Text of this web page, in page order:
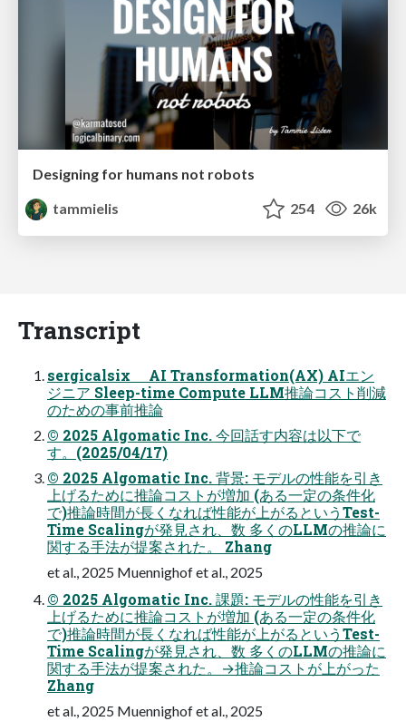
Designing for humans not robots
tammielis
254 26k
Transcript
sergicalsix AI Transformation(AX) AIエン
ジニア Sleep-time Compute LLM推論コスト削減
のための事前推論
© 2025 Algomatic Inc. 今回話す内容は以下で
す。(2025/04/17)
© 2025 Algomatic Inc. 背景: モデルの性能を引き
上げるために推論コストが増加 (ある⼀定の条件化
で)推論時間が⻑くなれば性能が上がるというTest-
Time Scalingが発⾒され、数 多くのLLMの推論に
関する⼿法が提案された。 Zhang
et al., 2025 Muennighof et al., 2025
© 2025 Algomatic Inc. 課題: モデルの性能を引き
上げるために推論コストが増加 (ある⼀定の条件化
で)推論時間が⻑くなれば性能が上がるというTest-
Time Scalingが発⾒され、数 多くのLLMの推論に
関する⼿法が提案された。→推論コストが上がった
Zhang
et al., 2025 Muennighof et al., 2025